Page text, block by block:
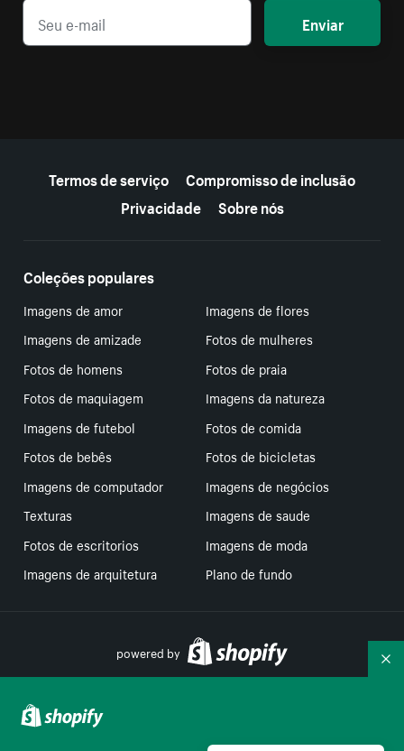
Enviar
Termos de serviço
Compromisso de inclusão
Privacidade
Sobre nós
Coleções populares
Imagens de amor
Imagens de flores
Imagens de amizade
Fotos de mulheres
Fotos de homens
Fotos de praia
Fotos de maquiagem
Imagens da natureza
Imagens de futebol
Fotos de comida
Fotos de bebês
Fotos de bicicletas
Imagens de computador
Imagens de negócios
Texturas
Imagens de saude
Fotos de escritorios
Imagens de moda
Imagens de arquitetura
Plano de fundo
powered by
Suas escolhas de privacidade